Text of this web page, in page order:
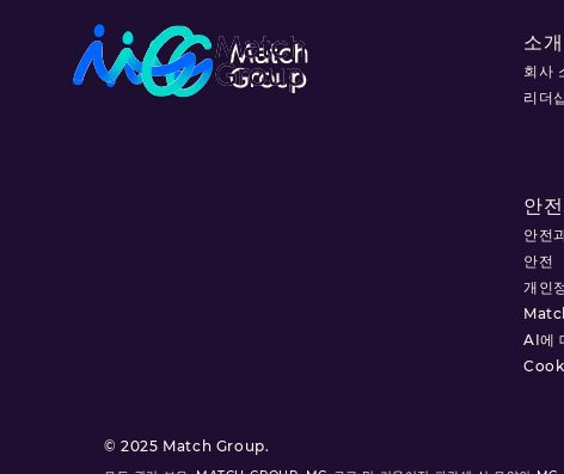
소개
회사
리더
안
안전
안전
개인
AI에
© 2025 Match Group.